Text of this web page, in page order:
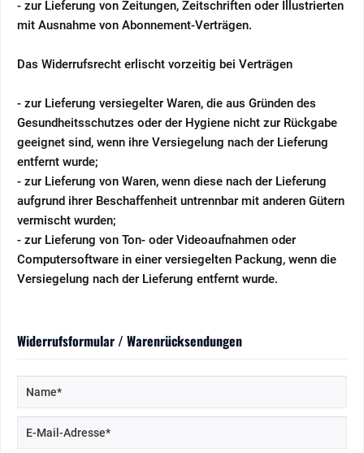
- zur Lieferung von Zeitungen, Zeitschriften oder Illustrierten
mit Ausnahme von Abonnement-Verträgen.
Das Widerrufsrecht erlischt vorzeitig bei Verträgen
- zur Lieferung versiegelter Waren, die aus Gründen des
Gesundheitsschutzes oder der Hygiene nicht zur Rückgabe
geeignet sind, wenn ihre Versiegelung nach der Lieferung
entfernt wurde;
- zur Lieferung von Waren, wenn diese nach der Lieferung
aufgrund ihrer Beschaffenheit untrennbar mit anderen Gütern
vermischt wurden;
- zur Lieferung von Ton- oder Videoaufnahmen oder
Computersoftware in einer versiegelten Packung, wenn die
Versiegelung nach der Lieferung entfernt wurde.
Widerrufsformular / Warenrücksendungen